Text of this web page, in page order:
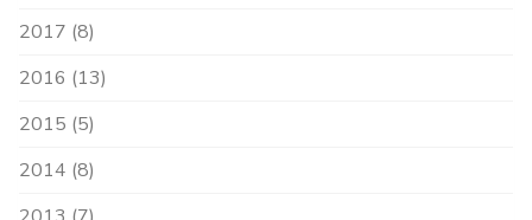
2017 (8)
2016 (13)
2015 (5)
2014 (8)